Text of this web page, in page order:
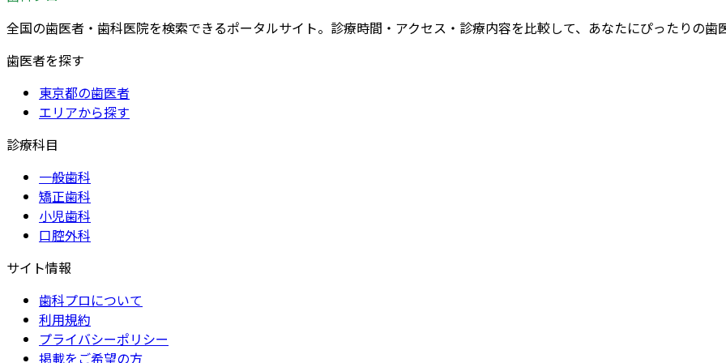
全国の歯医者・歯科医院を検索できるポータルサイト。診療時間・アクセス・診療内容を比較して、あなたにぴったりの歯
歯医者を探す
東京都の歯医者
エリアから探す
診療科目
一般歯科
矯正歯科
小児歯科
口腔外科
サイト情報
歯科プロについて
利用規約
プライバシーポリシー
掲載をご希望の方